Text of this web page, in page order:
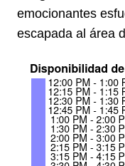
emocionantes
escapada al área